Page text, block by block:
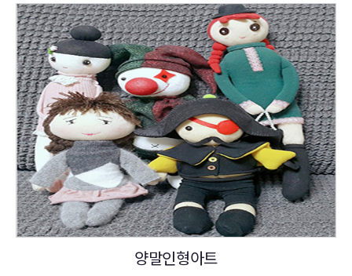
양말인형아트